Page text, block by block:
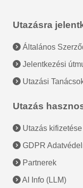
Utazásra
Általános
Jelentkezési
Utazási
Utazás
Utazás kifizetése
GDPR
Partnerek
AI Info (LLM)